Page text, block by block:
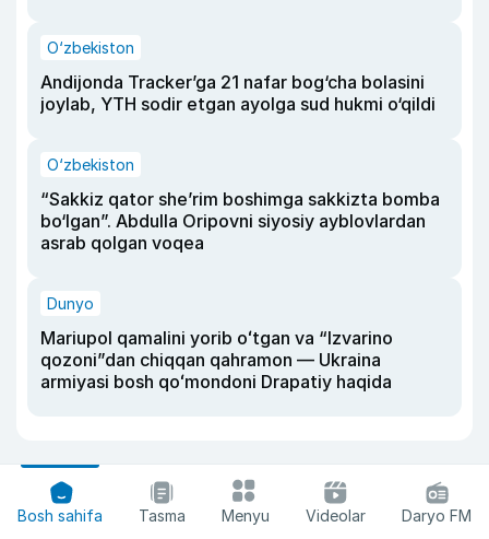
O‘zbekiston
Andijonda Tracker’ga 21 nafar bog‘cha bolasini
joylab, YTH sodir etgan ayolga sud hukmi o‘qildi
O‘zbekiston
“Sakkiz qator she’rim boshimga sakkizta bomba
bo‘lgan”. Abdulla Oripovni siyosiy ayblovlardan
asrab qolgan voqea
Dunyo
Mariupol qamalini yorib oʻtgan va “Izvarino
qozoni”dan chiqqan qahramon — Ukraina
armiyasi bosh qoʻmondoni Drapatiy haqida
Bosh sahifa Tasma Menyu Videolar Daryo FM